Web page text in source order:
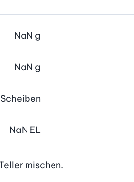
NaN g
NaN g
Scheiben
NaN EL
mischen.